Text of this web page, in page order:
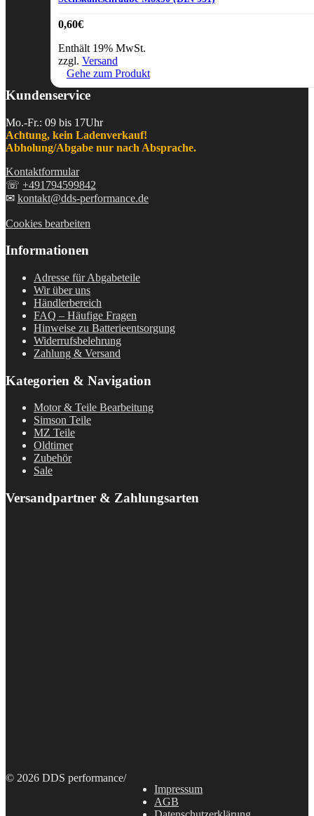
0,60€
Enthält 19% MwSt.
zzgl. Versand
Gehe zum Produkt
Kundenservice
Mo.-Fr.: 09 bis 17Uhr
Achtung, kein Ladenverkauf!
Abholung/Abgabe nur nach Absprache.
Kontaktformular
☏ +491794599842
✉ kontakt@dds-performance.de
Cookies bearbeiten
Informationen
Adresse für Abgabeteile
Wir über uns
Händlerbereich
FAQ – Häufige Fragen
Hinweise zu Batterieentsorgung
Widerrufsbelehrung
Zahlung & Versand
Kategorien & Navigation
Motor & Teile Bearbeitung
Simson Teile
MZ Teile
Oldtimer
Zubehör
Sale
Versandpartner & Zahlungsarten
© 2026 DDS performance/
Impressum
AGB